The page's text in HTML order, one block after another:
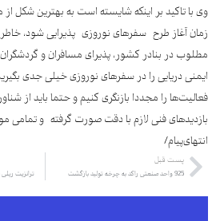
وی با تاکید بر اینکه شایسته است به بهترین شکل از
زمان آغاز طرح سفرهای نوروزی پذیرایی شود،
مطلوب در بنادر کشور، پذیرای مسافران و
ایمنی دریایی را در سفرهای نوروزی خیلی جدی
فعالیت‌ها را مجددا بازنگری کنیم و حتما باید از
بازدیدهای فنی لازم با دقت صورت گرفته و تمامی
انتهای‌پیام/
پست قبل
925 واحد صنعتی راکد به چرخه تولید بازگشت ترانزیت